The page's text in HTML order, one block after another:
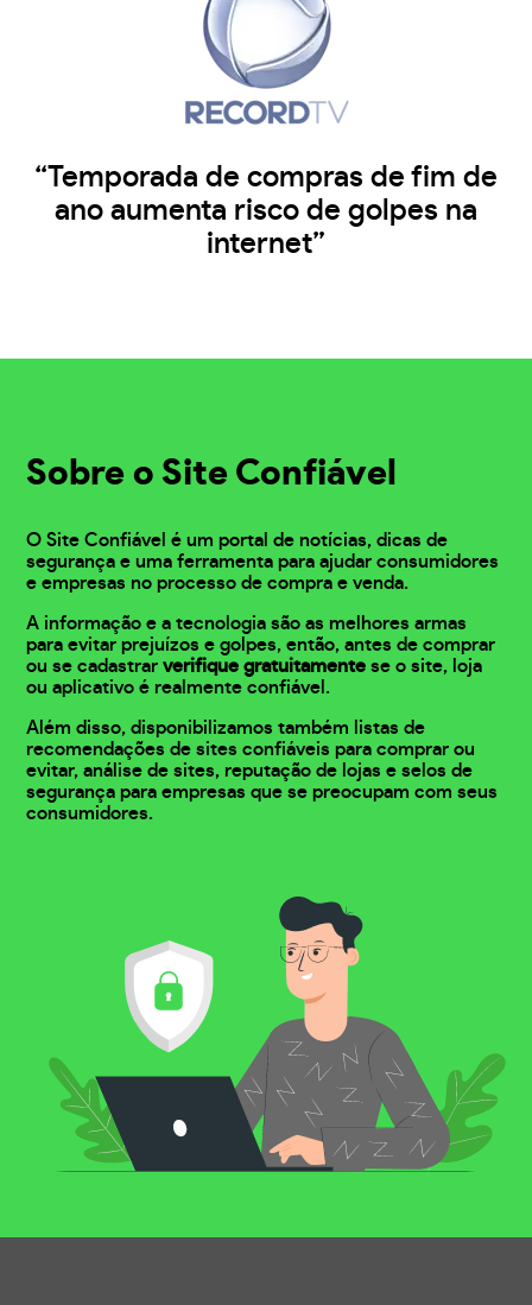
“Temporada de compras de fim de
ano aumenta risco de golpes na
internet”
Sobre o Site Confiável
O Site Confiável é um portal de notícias, dicas de
segurança e uma ferramenta para ajudar consumidores
e empresas no processo de compra e venda.
A informação e a tecnologia são as melhores armas
para evitar prejuízos e golpes, então, antes de comprar
ou se cadastrarverifique gratuitamente se o site, loja
ou aplicativo é realmente confiável.
Além disso, disponibilizamos também listas de
recomendações de sites confiáveis para comprar ou
evitar, análise de sites, reputação de lojas e selos de
segurança para empresas que se preocupam com seus
consumidores.